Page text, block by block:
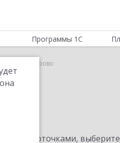
Программы 1С
1C-UMI в Назарово
карточками,